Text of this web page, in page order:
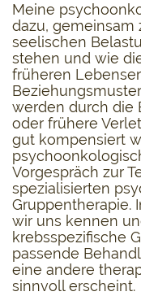
Meine
dazu, gemeinsam
seelischen
stehen und wie
früheren
werden durch die
oder frühere
gut kompensiert
Vorgespräch zur
spezialisierten
Gruppentherapie.
wir uns kennen
krebsspezifische
passende
eine andere
sinnvoll erscheint.